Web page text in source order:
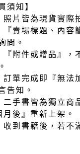
須知】
照片皆為現貨實際
『賣場標題、內容
問。
『附件或贈品』，
訂單完成即『無法
告知。
二手書皆為獨立商
後』重新上架。
收到書籍後，若不